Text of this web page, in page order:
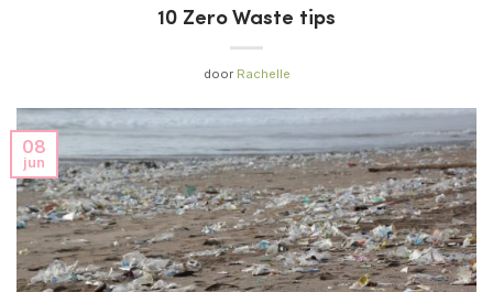
10 Zero Waste tips
door Rachelle
08
jun